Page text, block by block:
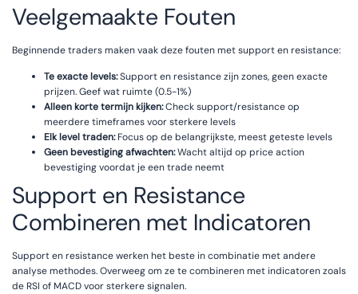
Veelgemaakte Fouten
Beginnende traders maken vaak deze fouten met support en resistance:
Te exacte levels:Support en resistance zijn zones, geen exacte
prijzen. Geef wat ruimte (0.5-1%)
Alleen korte termijn kijken:Check support/resistance op
meerdere timeframes voor sterkere levels
Elk level traden:Focus op de belangrijkste, meest geteste levels
Geen bevestiging afwachten:Wacht altijd op price action
bevestiging voordat je een trade neemt
Support en Resistance
Combineren met Indicatoren
Support en resistance werken het beste in combinatie met andere
analyse methodes. Overweeg om ze te combineren met indicatoren zoals
de RSI of MACD voor sterkere signalen.